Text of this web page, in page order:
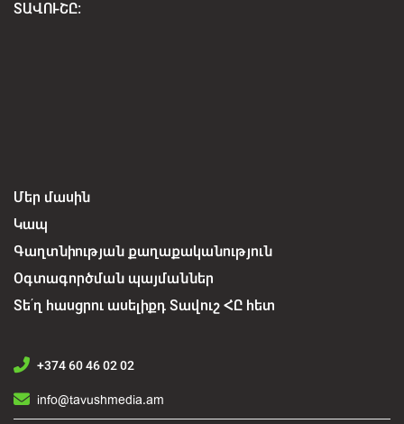
ՏԱՎՈՒՇԸ:
Մեր մասին
Կապ
Գաղտնիության քաղաքականություն
Օգտագործման պայմաններ
Տե՛ղ հասցրու ասելիքդ Տավուշ ՀԸ հետ
+374 60 46 02 02
info@tavushmedia.am